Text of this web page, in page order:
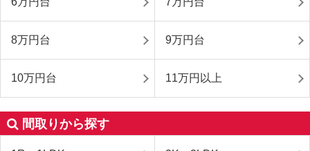
8万円台 9万円台
10万円台 11万円以上
間取りから探す